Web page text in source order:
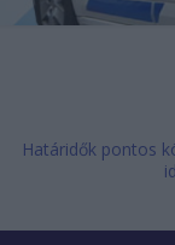
Határidők pontos